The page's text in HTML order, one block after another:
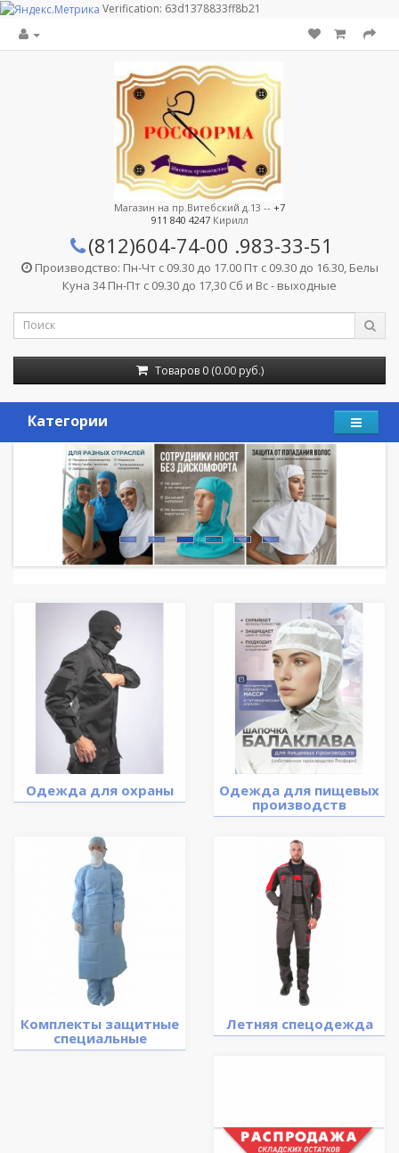
Verification: 63d1378833ff8b21
Магазин на пр.Витебский д.13 -- +7
911 840 4247Кирилл
(812)604-74-00 .983-33-51
Производство: Пн-Чт с 09.30 до 17.00 Пт с 09.30 до 16.30, Белы
Куна 34 Пн-Пт с 09.30 до 17,30 Сб и Вс - выходные
Товаров 0 (0.00 руб.)
Категории
Одежда для охраны
Одежда для пищевых
производств
Комплекты защитные
специальные
Летняя спецодежда